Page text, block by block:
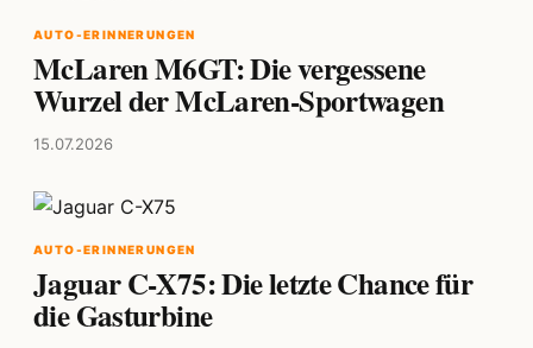
AUTO-ERINNERUNGEN
McLaren M6GT: Die vergessene
Wurzel der McLaren-Sportwagen
15.07.2026
AUTO-ERINNERUNGEN
Jaguar C-X75: Die letzte Chance für
die Gasturbine